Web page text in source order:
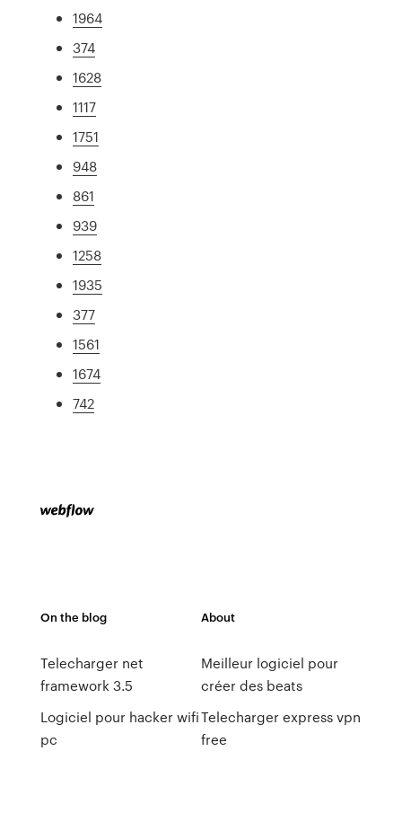
1964
374
1628
1117
1751
948
861
939
1258
1935
377
1561
1674
742
On the blog
Telecharger net
framework 3.5
Logiciel pour hacker wifi
pc
About
Meilleur logiciel pour
créer des beats
Telecharger express vpn
free